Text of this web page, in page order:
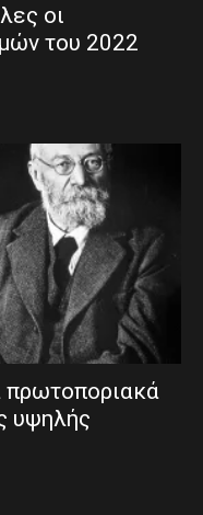
οι
του 2022
υψηλής